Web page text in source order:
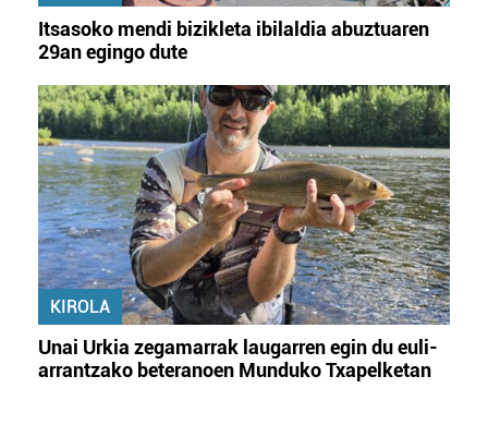
Itsasoko mendi bizikleta ibilaldia abuztuaren
29an egingo dute
KIROLA
Unai Urkia zegamarrak laugarren egin du euli-
arrantzako beteranoen Munduko Txapelketan